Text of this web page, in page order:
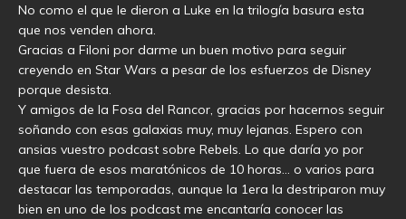
No como el que le dieron a Luke en la trilogía basura esta
que nos venden ahora.
Gracias a Filoni por darme un buen motivo para seguir
creyendo en Star Wars a pesar de los esfuerzos de Disney
porque desista.
Y amigos de la Fosa del Rancor, gracias por hacernos seguir
soñando con esas galaxias muy, muy lejanas. Espero con
ansias vuestro podcast sobre Rebels. Lo que daría yo por
que fuera de esos maratónicos de 10 horas… o varios para
destacar las temporadas, aunque la 1era la destriparon muy
bien en uno de los podcast me encantaría conocer las